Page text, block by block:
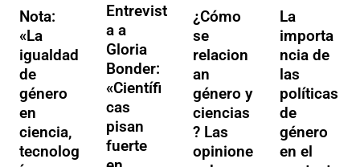
Nota:
«La
igualdad
de
género
en
ciencia,
tecnolog
Entrevist
a a
Gloria
Bonder:
«Científi
cas
pisan
fuerte
¿Cómo
se
relacion
an
género y
ciencias
? Las
opinione
La
importa
ncia de
las
políticas
de
género
en el